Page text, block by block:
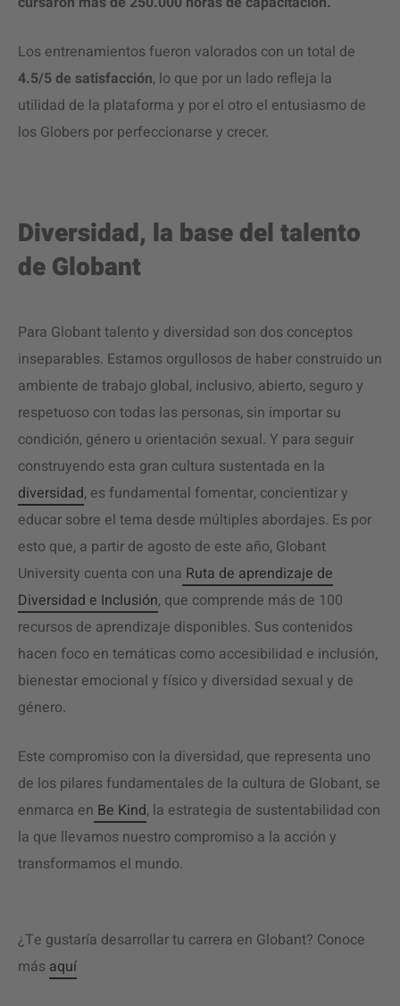
Los entrenamientos fueron valorados con un total de
4.5/5 de satisfacción, lo que por un lado refleja la
utilidad de la plataforma y por el otro el entusiasmo de
los Globers por perfeccionarse y crecer.
Diversidad, la base del talento
de Globant
Para Globant talento y diversidad son dos conceptos
inseparables. Estamos orgullosos de haber construido un
ambiente de trabajo global, inclusivo, abierto, seguro y
respetuoso con todas las personas, sin importar su
condición, género u orientación sexual. Y para seguir
construyendo esta gran cultura sustentada en la
diversidad, es fundamental fomentar, concientizar y
educar sobre el tema desde múltiples abordajes. Es por
esto que, a partir de agosto de este año, Globant
University cuenta con una Ruta de aprendizaje de
Diversidad e Inclusión, que comprende más de 100
recursos de aprendizaje disponibles. Sus contenidos
hacen foco en temáticas como accesibilidad e inclusión,
bienestar emocional y físico y diversidad sexual y de
género.
Este compromiso con la diversidad, que representa uno
de los pilares fundamentales de la cultura de Globant, se
enmarca en Be Kind, la estrategia de sustentabilidad con
la que llevamos nuestro compromiso a la acción y
transformamos el mundo.
¿Te gustaría desarrollar tu carrera en Globant? Conoce
más aquí